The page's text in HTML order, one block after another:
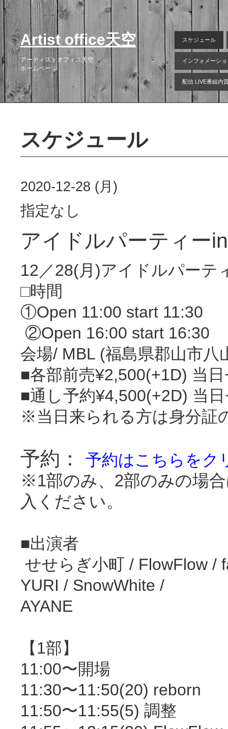
Artist office天空
アーティストオフィス天空
ホームページ
スケジュール
インフォメーショ
配信 LIVE番組内
スケジュール
2020-12-28 (月)
指定なし
アイドルパーティー
12／28(月)アイドルパーテ
‪□時間‬
‪①Open 11:00 start 11:30
‪ ②Open 16:00 start 16:30
会場/ MBL (福島県郡山市八
‪■各部前売¥2,500(+1D) 当
‪■通し予約¥4,500(+2D) 当
※当日来られる方は身分証
予約： 予約はこちらをク
※1部のみ、2部のみの場
入ください。
‪■出演者‬
せせらぎ小町 / FlowFlow /
YURI / SnowWhite /
AYANE
【1部】
11:00〜開場
11:30〜11:50(20) reborn
11:50〜11:55(5) 調整